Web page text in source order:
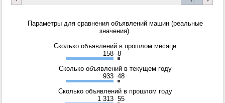
Параметры для сравнения объявлений машин (реальные
значения).
Сколько объявлений в прошлом месяце
158 8
Сколько объявлений в текущем году
933 48
Сколько объявлений в прошлом году
1 313 55